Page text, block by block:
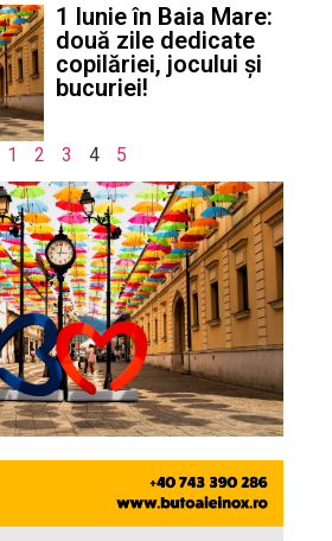
1 Iunie în Baia Mare:
două zile dedicate
copilăriei, jocului și
bucuriei!
1 2 3 4 5